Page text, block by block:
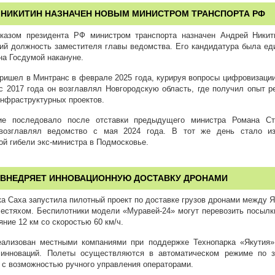
НАЗНАЧЕН НОВЫМ МИНИСТРОМ ТРАНСПОРТА РФ
президента РФ министром транспорта назначен Андрей
должность заместителя главы ведомства. Его кандидатура была
Госдумой накануне.
в Минтранс в феврале 2025 года, курируя вопросы
2017 года он возглавлял Новгородскую область, где получил опыт
проектов.
последовало после отставки предыдущего министра Романа
ведомство с мая 2024 года. В тот же день стало
гибели экс-министра в Подмосковье.
ИННОВАЦИОННУЮ ДОСТАВКУ ДРОНАМИ
Саха запустила пилотный проект по доставке грузов дронами между
Беспилотники модели «Муравей-24» могут перевозить
12 км со скоростью 60 км/ч.
местными компаниями при поддержке Технопарка
инноваций. Полеты осуществляются в автоматическом режиме по
возможностью ручного управления операторами.